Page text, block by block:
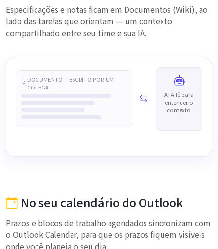
Especificações e notas ficam em Documentos (Wiki), ao
lado das tarefas que orientam — um contexto
compartilhado entre seu time e sua IA.
DOCUMENTO · ESCRITO POR UM
COLEGA
A IA lê para
entender o
contexto
No seu calendário do Outlook
Prazos e blocos de trabalho agendados sincronizam com
o Outlook Calendar, para que os prazos fiquem visíveis
onde você planeja o seu dia.